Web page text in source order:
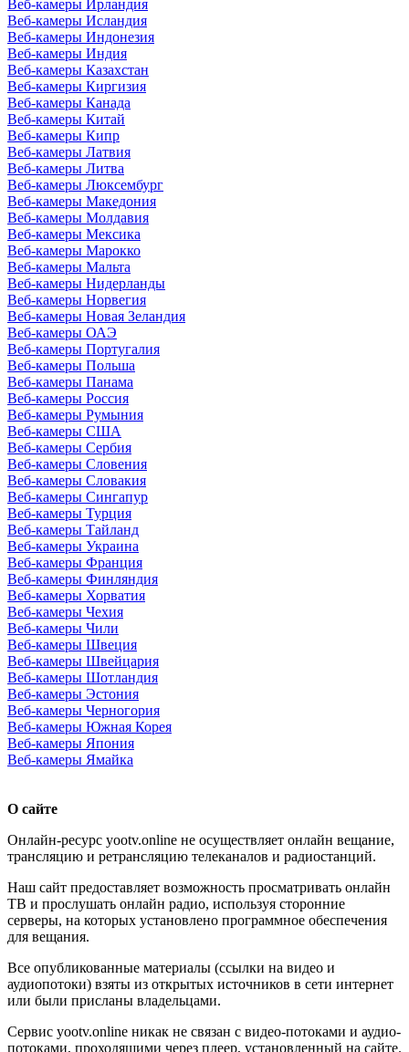
Веб-камеры Ирландия
Веб-камеры Исландия
Веб-камеры Индонезия
Веб-камеры Индия
Веб-камеры Казахстан
Веб-камеры Киргизия
Веб-камеры Канада
Веб-камеры Китай
Веб-камеры Кипр
Веб-камеры Латвия
Веб-камеры Литва
Веб-камеры Люксембург
Веб-камеры Македония
Веб-камеры Молдавия
Веб-камеры Мексика
Веб-камеры Марокко
Веб-камеры Мальта
Веб-камеры Нидерланды
Веб-камеры Норвегия
Веб-камеры Новая Зеландия
Веб-камеры ОАЭ
Веб-камеры Португалия
Веб-камеры Польша
Веб-камеры Панама
Веб-камеры Россия
Веб-камеры Румыния
Веб-камеры США
Веб-камеры Сербия
Веб-камеры Словения
Веб-камеры Словакия
Веб-камеры Сингапур
Веб-камеры Турция
Веб-камеры Тайланд
Веб-камеры Украина
Веб-камеры Франция
Веб-камеры Финляндия
Веб-камеры Хорватия
Веб-камеры Чехия
Веб-камеры Чили
Веб-камеры Швеция
Веб-камеры Швейцария
Веб-камеры Шотландия
Веб-камеры Эстония
Веб-камеры Черногория
Веб-камеры Южная Корея
Веб-камеры Япония
Веб-камеры Ямайка
О сайте
Онлайн-ресурс yootv.online не осуществляет онлайн вещание,
трансляцию и ретрансляцию телеканалов и радиостанций.
Наш сайт предоставляет возможность просматривать онлайн
ТВ и прослушать онлайн радио, используя сторонние
серверы, на которых установлено программное обеспечения
для вещания.
Все опубликованные материалы (ссылки на видео и
аудиопотоки) взяты из открытых источников в сети интернет
или были присланы владельцами.
Сервис yootv.online никак не связан с видео-потоками и аудио-
потоками, проходящими через плеер, установленный на сайте.